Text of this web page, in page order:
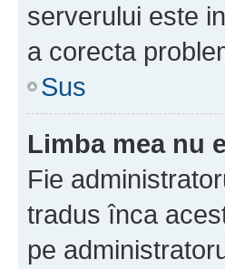
serverului este
a corecta
Sus
Limba mea nu
Fie
tradus înca
pe